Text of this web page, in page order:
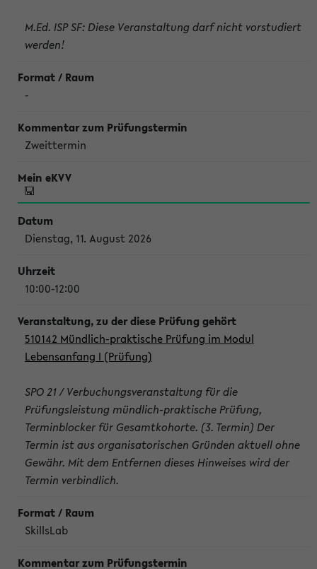
M.Ed. ISP SF: Diese Veranstaltung darf nicht vorstudiert
werden!
-
Zweittermin
Dienstag, 11. August 2026
10:00-12:00
510142 Mündlich-praktische Prüfung im Modul
Lebensanfang I (Prüfung)
SPO 21 / Verbuchungsveranstaltung für die
Prüfungsleistung mündlich-praktische Prüfung,
Terminblocker für Gesamtkohorte. (3. Termin) Der
Termin ist aus organisatorischen Gründen aktuell ohne
Gewähr. Mit dem Entfernen dieses Hinweises wird der
Termin verbindlich.
SkillsLab